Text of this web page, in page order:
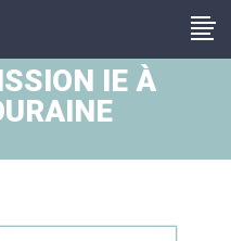
IE À